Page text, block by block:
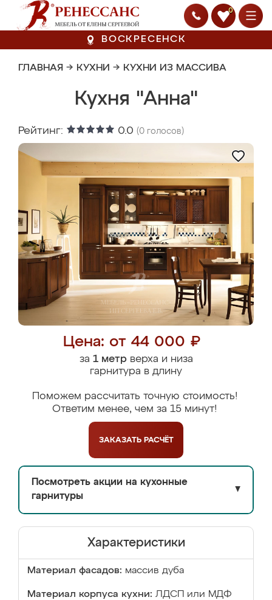
0
ВОСКРЕСЕНСК
ГЛАВНАЯ → КУХНИ → КУХНИ ИЗ МАССИВА
Кухня "Анна"
Рейтинг: 0.0 (0 голосов)
Цена: от 44 000 ₽
за 1 метрверха и низа
гарнитура в длину
Поможем рассчитать точную стоимость!
Ответим менее, чем за 15 минут!
ЗАКАЗАТЬ РАСЧЁТ
Посмотреть акции на кухонные
гарнитуры
▼
Характеристики
Материал фасадов: массив дуба
Материал корпуса кухни: ЛДСП или МДФ